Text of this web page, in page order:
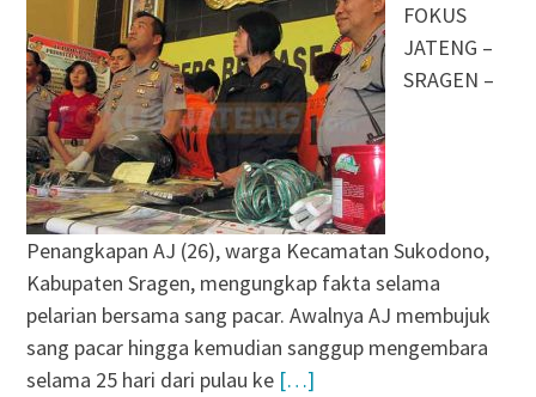
FOKUS
JATENG –
SRAGEN –
Penangkapan AJ (26), warga Kecamatan Sukodono,
Kabupaten Sragen, mengungkap fakta selama
pelarian bersama sang pacar. Awalnya AJ membujuk
sang pacar hingga kemudian sanggup mengembara
selama 25 hari dari pulau ke […]